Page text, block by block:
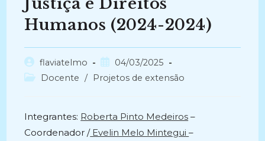
Humanos (2024-2024)
Autor
do
flaviatelmo
Post
publicado:
04/03/2025
Categoria
Docente / Projetos de extensão
Integrantes: Roberta Pinto Medeiros –
Coordenador /Evelin Melo Mintegui–